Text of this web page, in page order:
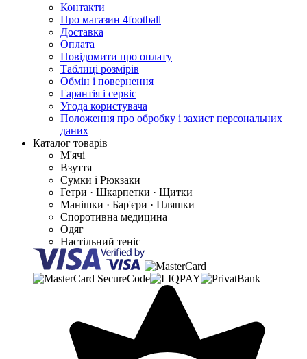
Контакти
Про магазин 4football
Доставка
Оплата
Повідомити про оплату
Таблиці розмірів
Обмін і повернення
Гарантія і сервіс
Угода користувача
Положення про обробку і захист персональних
даних
Каталог товарів
М'ячі
Взуття
Сумки і Рюкзаки
Гетри · Шкарпетки · Щитки
Манішки · Бар'єри · Пляшки
Споротивна медицина
Одяг
Настільний теніс